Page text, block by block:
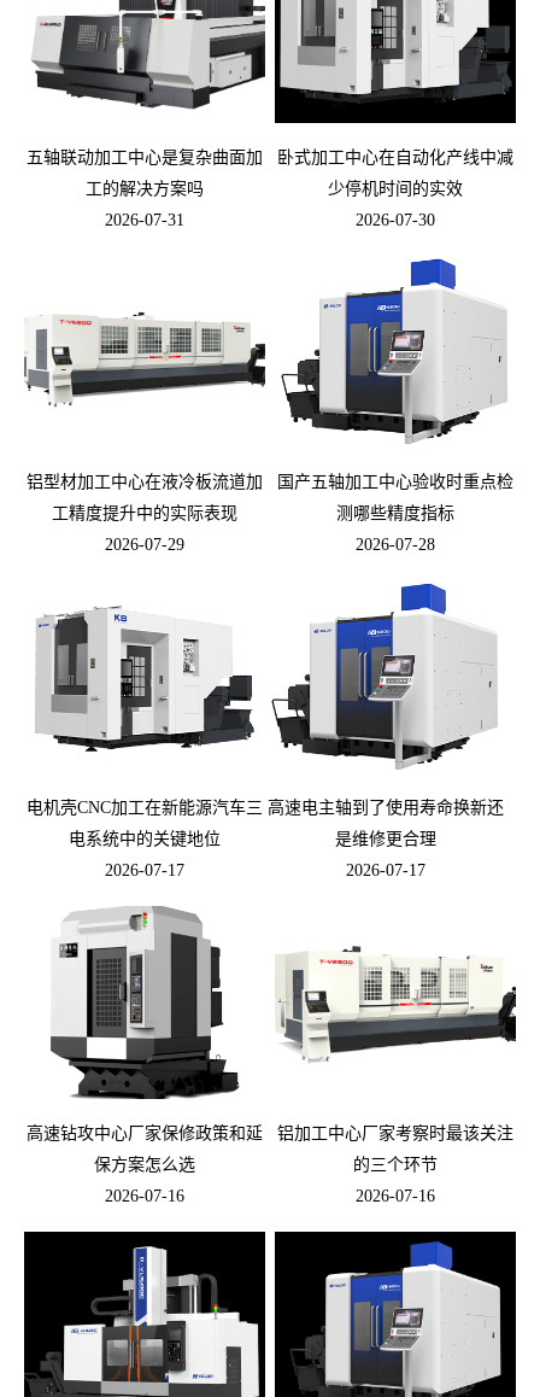
五轴联动加工中心是复杂曲面加
工的解决方案吗
2026-07-31
卧式加工中心在自动化产线中减
少停机时间的实效
2026-07-30
铝型材加工中心在液冷板流道加
工精度提升中的实际表现
2026-07-29
国产五轴加工中心验收时重点检
测哪些精度指标
2026-07-28
电机壳CNC加工在新能源汽车三
电系统中的关键地位
2026-07-17
高速电主轴到了使用寿命换新还
是维修更合理
2026-07-17
高速钻攻中心厂家保修政策和延
保方案怎么选
2026-07-16
铝加工中心厂家考察时最该关注
的三个环节
2026-07-16